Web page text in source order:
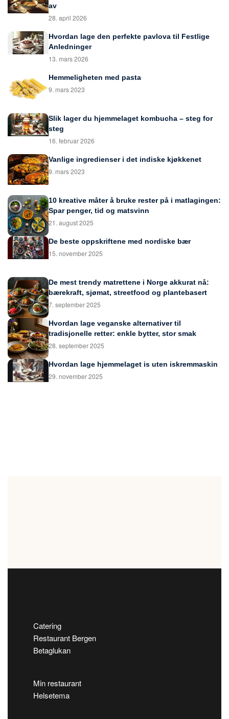
av
28. april 2026
Hvordan lage den perfekte pavlova til Festlige
Anledninger
13. mars 2026
Hemmeligheten med pasta
9. mars 2023
Slik lager du hjemmelaget kombucha – steg for
steg
16. februar 2026
Vanlige ingredienser i det indiske kjøkkenet
9. mars 2023
10 kreative måter å bruke rester på i matlagingen:
Spar penger, tid og matsvinn
21. august 2025
De beste oppskriftene med nordiske bær
15. november 2025
De mest trendy matrettene i Norge akkurat nå:
bærekraft, sjømat, streetfood og plantebasert
7. september 2025
Hvordan lage veganske alternativer til
tradisjonelle retter: enkle bytter, stor smak
28. september 2025
Hvordan lage hjemmelaget is uten iskremmaskin
29. november 2025
Catering
Restaurant Bergen
Betaglukan
Min restaurant
Helsetema